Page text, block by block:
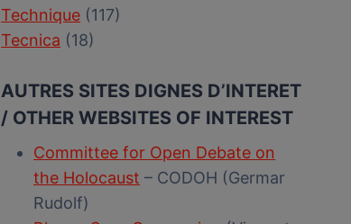
Technique (117)
Tecnica (18)
AUTRES SITES DIGNES D’INTERET
/ OTHER WEBSITES OF INTEREST
Committee for Open Debate on
the Holocaust – CODOH (Germar
Rudolf)